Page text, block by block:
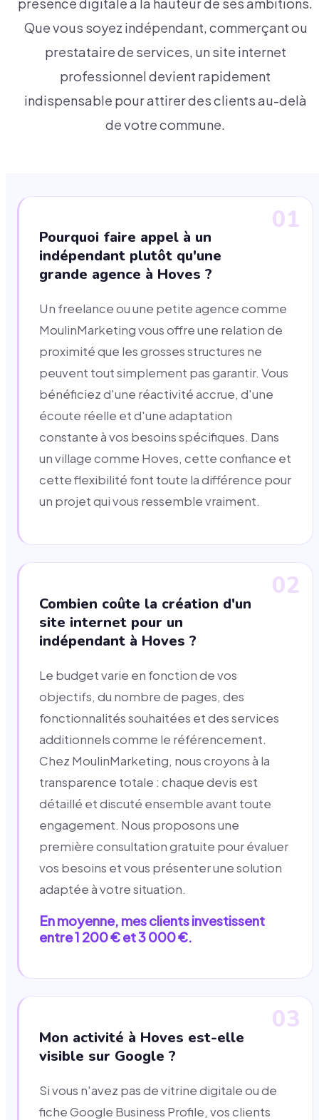
présence digitale à la hauteur de ses ambitions.
Que vous soyez indépendant, commerçant ou
prestataire de services, un site internet
professionnel devient rapidement
indispensable pour attirer des clients au-delà
de votre commune.
01
Pourquoi faire appel à un
indépendant plutôt qu'une
grande agence à Hoves ?
Un freelance ou une petite agence comme
MoulinMarketing vous offre une relation de
proximité que les grosses structures ne
peuvent tout simplement pas garantir. Vous
bénéficiez d'une réactivité accrue, d'une
écoute réelle et d'une adaptation
constante à vos besoins spécifiques. Dans
un village comme Hoves, cette confiance et
cette flexibilité font toute la différence pour
un projet qui vous ressemble vraiment.
02
Combien coûte la création d'un
site internet pour un
indépendant à Hoves ?
Le budget varie en fonction de vos
objectifs, du nombre de pages, des
fonctionnalités souhaitées et des services
additionnels comme le référencement.
Chez MoulinMarketing, nous croyons à la
transparence totale : chaque devis est
détaillé et discuté ensemble avant toute
engagement. Nous proposons une
première consultation gratuite pour évaluer
vos besoins et vous présenter une solution
adaptée à votre situation.
En moyenne, mes clients investissent
entre 1 200 € et 3 000 €.
03
Mon activité à Hoves est-elle
visible sur Google ?
Si vous n'avez pas de vitrine digitale ou de
fiche Google Business Profile, vos clients